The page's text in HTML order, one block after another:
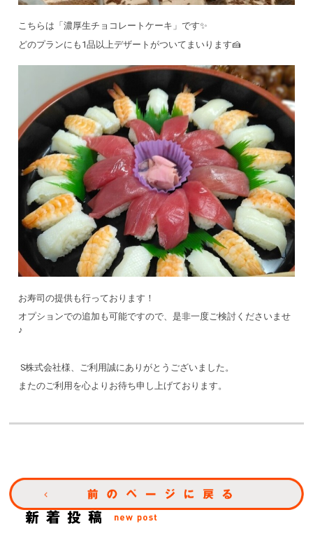
こちらは「濃厚生チョコレートケーキ」です✨
どのプランにも1品以上デザートがついてまいります🍰
お寿司の提供も行っております！
オプションでの追加も可能ですので、是非一度ご検討くださいませ
♪
S株式会社様、ご利用誠にありがとうございました。
またのご利用を心よりお待ち申し上げております。